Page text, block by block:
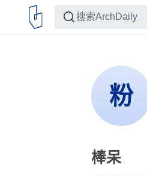
棒呆